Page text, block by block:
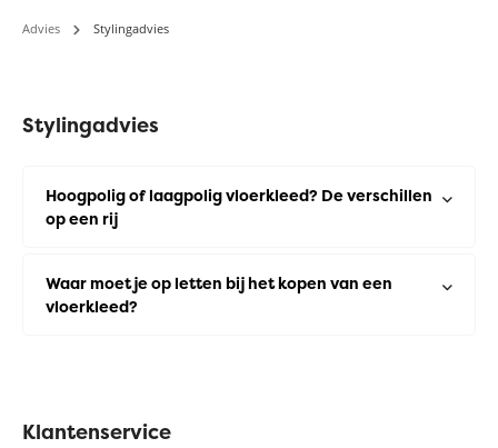
Advies Stylingadvies
Stylingadvies
Hoogpolig of laagpolig vloerkleed? De verschillen
op een rij
Waar moet je op letten bij het kopen van een
vloerkleed?
Klantenservice